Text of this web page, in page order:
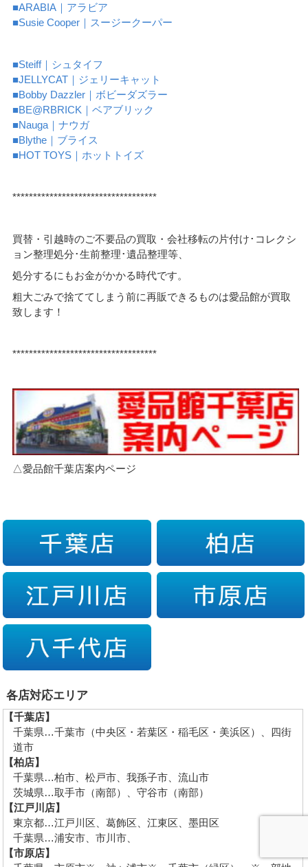
■ARABIA｜アラビア
■Susie Cooper｜スージークーパー
■Steiff｜シュタイフ
■JELLYCAT｜ジェリーキャット
■Bobby Dazzler｜ボビーダズラー
■BE@RBRICK｜ベアブリック
■Nauga｜ナウガ
■Blythe｜ブライス
■HOT TOYS｜ホットトイズ
***********************************
買替・引越時のご不要品の買取・会社移転の片付け･コレクシ
ョン整理処分･生前整理･遺品整理等、
処分するにもお金がかかる時代です。
粗大ごみで捨ててしまう前に再販できるものは愛品館が買取
致します！
***********************************
△愛品館千葉店案内ページ
各店対応エリア
【千葉店】
千葉県…千葉市（中央区・若葉区・稲毛区・美浜区）、四街
道市
【柏店】
千葉県…柏市、松戸市、我孫子市、流山市
茨城県…取手市（南部）、守谷市（南部）
【江戸川店】
東京都…江戸川区、葛飾区、江東区、墨田区
千葉県…浦安市、市川市、
【市原店】